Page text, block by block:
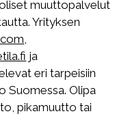
muuttopalvelut
Yrityksen
ja
eri tarpeisiin
Suomessa. Olipa
pikamuutto tai